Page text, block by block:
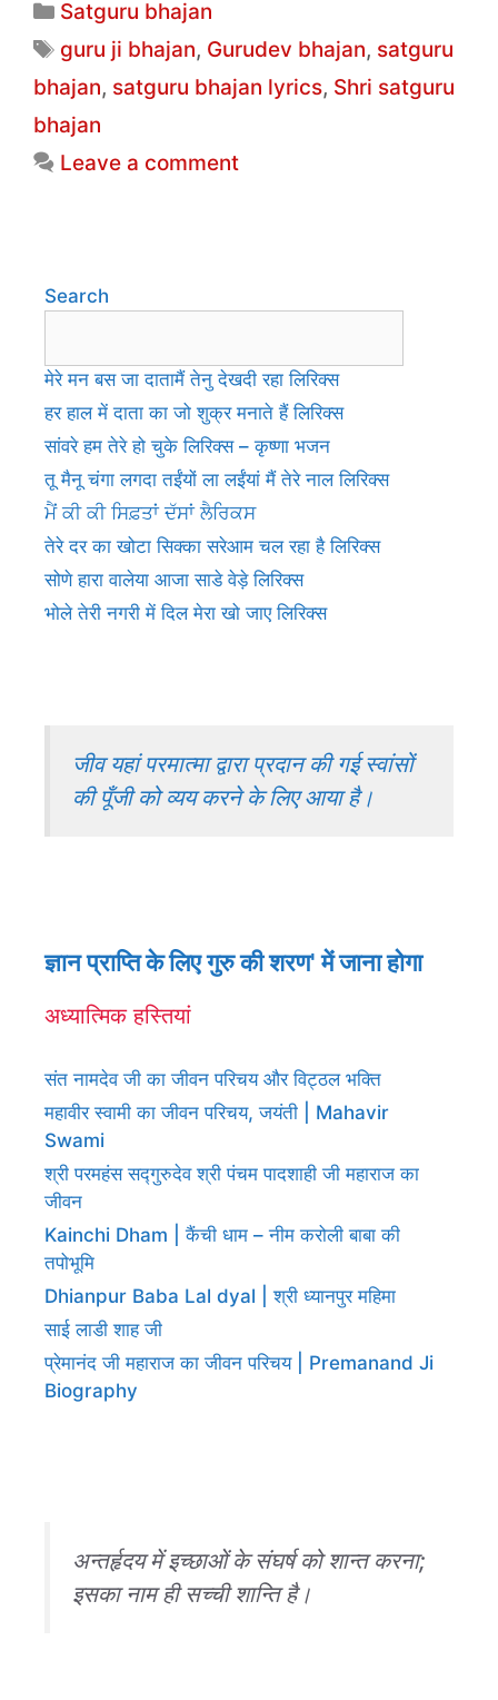
e
b
o
o
k
er s
A
p
e
dI
n
l
e
Categories
Satguru bhajan
Tags
guru ji bhajan, Gurudev bhajan, satguru
bhajan, satguru bhajan lyrics, Shri satguru
bhajan
Leave a comment
Search
मेरे मन बस जा दातामैं तेनु देखदी रहा लिरिक्स
हर हाल में दाता का जो शुक्र मनाते हैं लिरिक्स
सांवरे हम तेरे हो चुके लिरिक्स – कृष्णा भजन
तू मैनू चंगा लगदा तईंयों ला लईंयां मैं तेरे नाल लिरिक्स
ਮੈਂ ਕੀ ਕੀ ਸਿਫ਼ਤਾਂ ਦੱਸਾਂ ਲੈਰਿਕਸ
तेरे दर का खोटा सिक्का सरेआम चल रहा है लिरिक्स
सोणे हारा वालेया आजा साडे वेड़े लिरिक्स
भोले तेरी नगरी में दिल मेरा खो जाए लिरिक्स
जीव यहां परमात्मा द्वारा प्रदान की गई स्वांसों
की पूँजी को व्यय करने के लिए आया है।
ज्ञान प्राप्ति के लिए गुरु की शरण' में जाना होगा
अध्यात्मिक हस्तियां
संत नामदेव जी का जीवन परिचय और विट्ठल भक्ति
महावीर स्वामी का जीवन परिचय, जयंती | Mahavir
Swami
श्री परमहंस सद्गुरुदेव श्री पंचम पादशाही जी महाराज का
जीवन
Kainchi Dham | कैंची धाम – नीम करोली बाबा की
तपोभूमि
Dhianpur Baba Lal dyal | श्री ध्यानपुर महिमा
साई लाडी शाह जी
प्रेमानंद जी महाराज का जीवन परिचय | Premanand Ji
Biography
अन्तर्हृदय में इच्छाओं के संघर्ष को शान्त करना;
इसका नाम ही सच्ची शान्ति है।